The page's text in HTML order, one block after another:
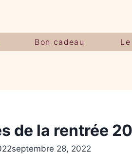
Bon cadeau
de la rentrée
septembre 28, 2022